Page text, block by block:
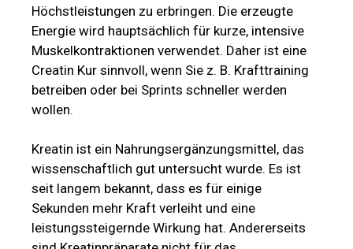
Höchstleistungen zu erbringen. Die erzeugte
Energie wird hauptsächlich für kurze, intensive
Muskelkontraktionen verwendet. Daher ist eine
Creatin Kur sinnvoll, wenn Sie z. B. Krafttraining
betreiben oder bei Sprints schneller werden
wollen.
Kreatin ist ein Nahrungsergänzungsmittel, das
wissenschaftlich gut untersucht wurde. Es ist
seit langem bekannt, dass es für einige
Sekunden mehr Kraft verleiht und eine
leistungssteigernde Wirkung hat. Andererseits